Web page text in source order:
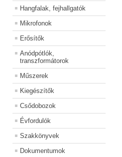
Hangfalak, fejhallgatók
Mikrofonok
Erősítők
Anódpótlók,
transzformátorok
Műszerek
Kiegészítők
Csődobozok
Évfordulók
Szakkönyvek
Dokumentumok